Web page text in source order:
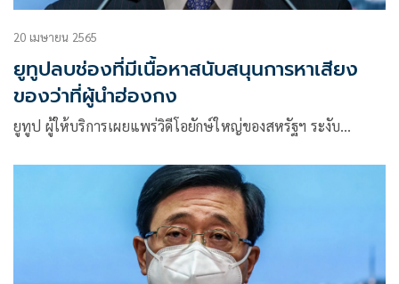
20 เมษายน 2565
ยูทูปลบช่องที่มีเนื้อหาสนับสนุนการหาเสียง
ของว่าที่ผู้นำฮ่องกง
ยูทูป ผู้ให้บริการเผยแพร่วิดีโอยักษ์ใหญ่ของสหรัฐฯ ระงับ…